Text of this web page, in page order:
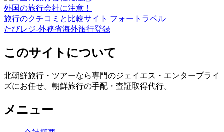
外国の旅行会社に注意！
旅行のクチコミと比較サイト フォートラベル
たびレジ-外務省海外旅行登録
このサイトについて
北朝鮮旅行・ツアーなら専門のジェイエス・エンタープライ
ズにお任せ。朝鮮旅行の手配・査証取得代行。
メニュー